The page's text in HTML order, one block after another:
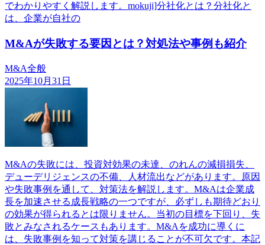
でわかりやすく解説します。mokuji]分社化とは？分社化と
は、企業が自社の
M&Aが失敗する要因とは？対処法や事例も紹介
M&A全般
2025年10月31日
M&Aの失敗には、投資対効果の未達、のれんの減損損失、
デューデリジェンスの不備、人材流出などがあります。原因
や失敗事例を通して、対策法を解説します。M&Aは企業成
長を加速させる成長戦略の一つですが、必ずしも期待どおり
の効果が得られるとは限りません。当初の目標を下回り、失
敗とみなされるケースもあります。M&Aを成功に導くに
は、失敗事例を知って対策を講じることが不可欠です。本記